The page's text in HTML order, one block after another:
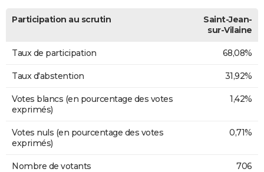
Participation au scrutin
Saint-Jean-
sur-Vilaine
Taux de participation 68,08%
Taux d'abstention 31,92%
Votes blancs (en pourcentage des votes
exprimés)
1,42%
Votes nuls (en pourcentage des votes
exprimés)
0,71%
Nombre de votants 706